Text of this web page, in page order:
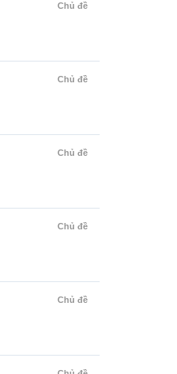
Chủ đề
Chủ đề
Chủ đề
Chủ đề
Chủ đề